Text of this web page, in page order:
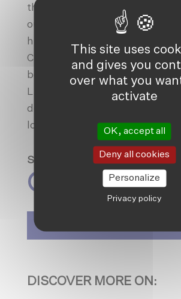
this support from the City of
our paralegals are explicitly
human rights defenders. The
Citizenship programme of
benefits from the support of the
Luxembourg Cooperation and
donors of Friendship, including
local law firms.
Spread the love
DISCOVER MORE ON:
This site uses
and gives you
over what you
activate
OK, accept all
Deny all cookies
Personalize
Privacy policy